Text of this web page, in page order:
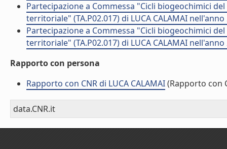
Partecipazione a Commessa "Cicli biogeochimici
territoriale" (TA.P02.017) di LUCA CALAMAI nell'anno
Partecipazione a Commessa "Cicli biogeochimici
territoriale" (TA.P02.017) di LUCA CALAMAI nell'anno
Rapporto con persona
Rapporto con CNR di LUCA CALAMAI(Rapporto con
data.CNR.it